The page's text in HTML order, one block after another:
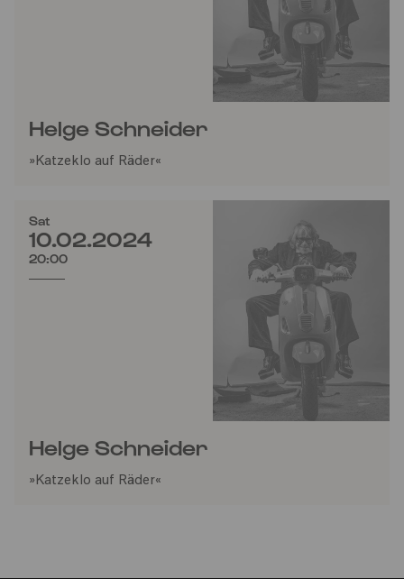
Helge Schneider
»Katzeklo auf Räder«
Sat
10.02.2024
20:00
Helge Schneider
»Katzeklo auf Räder«